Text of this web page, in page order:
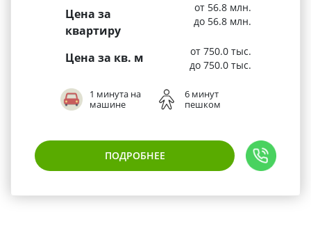
Цена за
квартиру
от 56.8 млн.
до 56.8 млн.
Цена за кв. м
от 750.0 тыс.
до 750.0 тыс.
1 минута на
машине
6 минут
пешком
ПОДРОБНЕЕ